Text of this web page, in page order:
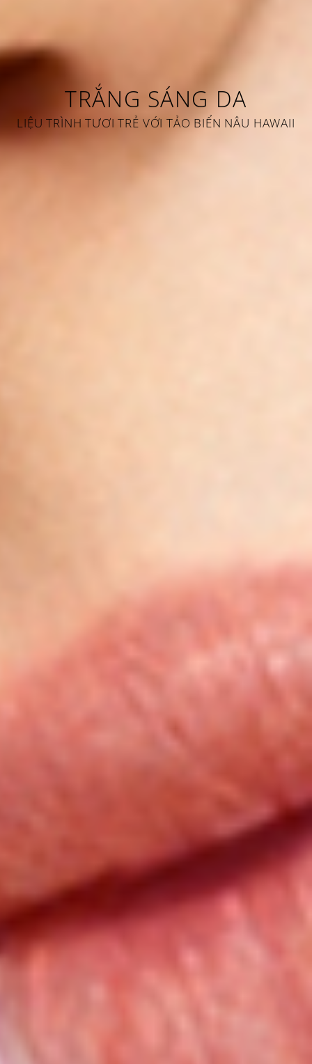
TRẮNG SÁNG DA
LIỆU TRÌNH TƯƠI TRẺ VỚI TẢO BIỂN NÂU HAWAII